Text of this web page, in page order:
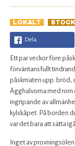
Kontakta oss
LOKALT
Dela
Ett par veckor före
förväntansfullt
påskmaten upp: bröd,
Ägghalvorna med rom
ingripande av
kylskåpet. På borden
var det bara att sätta
Inget av